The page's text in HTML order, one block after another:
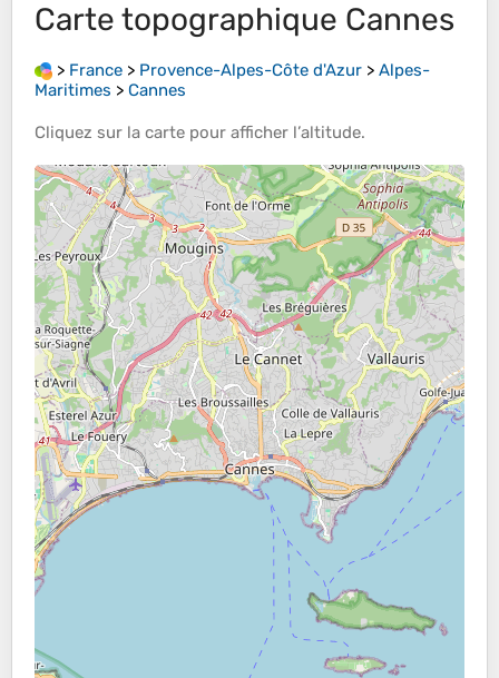
Carte topographique Cannes
> France > Provence-Alpes-Côte d'Azur > Alpes-
Maritimes > Cannes
Cliquez sur la carte pour afficher l’altitude.